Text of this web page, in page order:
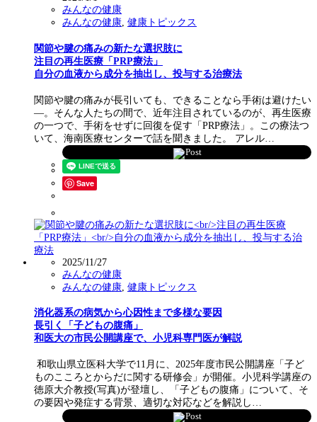
みんなの健康
みんなの健康, 健康トピックス
関節や腱の痛みの新たな選択肢に
注目の再生医療「PRP療法」
自分の血液から成分を抽出し、投与する治療法
関節や腱の痛みが長引いても、できることなら手術は避けたい
―。そんな人たちの間で、近年注目されているのが、再生医療
の一つで、手術をせずに回復を促す「PRP療法」。この療法つ
いて、海南医療センターで話を聞きました。 アレル…
Post
Save
2025/11/27
みんなの健康
みんなの健康 健康トピックス
消化器系の病気から心因性まで多様な要因
長引く「子どもの腹痛」
和医大の市民公開講座で、小児科専門医が解説
和歌山県立医科大学で11月に、2025年度市民公開講座「子ど
ものこころとからだに関する研修会」が開催。小児科学講座の
徳原大介教授(写真)が登壇し、「子どもの腹痛」について、そ
の要因や発症する背景、適切な対応などを解説し…
Post